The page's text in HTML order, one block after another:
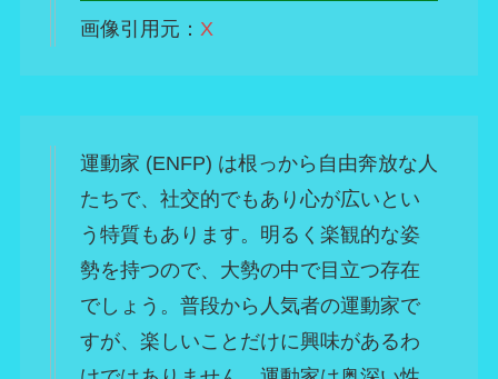
画像引用元： X
運動家 (ENFP) は根っから自由奔放な人
たちで、社交的でもあり心が広いとい
う特質もあります。明るく楽観的な姿
勢を持つので、大勢の中で目立つ存在
でしょう。普段から人気者の運動家で
すが、楽しいことだけに興味があるわ